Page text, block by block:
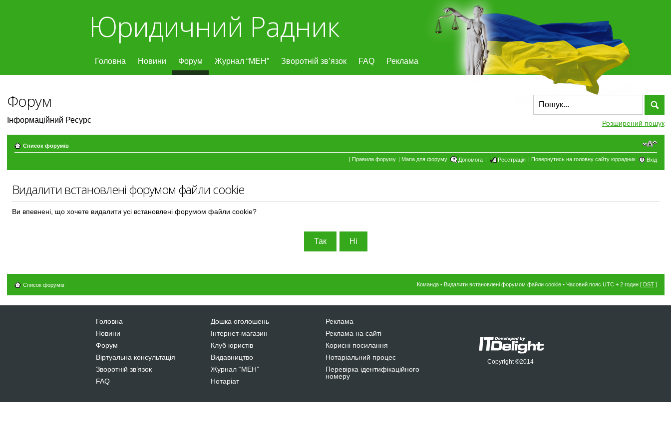
Юридичний Радник
Головна Новини Форум Журнал “МЕН” Зворотній зв’язок FAQ Реклама
Форум
Інформаційний Ресурс Розширений пошук
Список форумів
| Правила форуму | Мапа для форуму Допомога | Реєстрація | Повернутись на головну сайту юррадник Вхід
Видалити встановлені форумом файли cookie
Ви впевнені, що хочете видалити усі встановлені форумом файли cookie?
Список форумів Команда• Видалити встановлені форумом файли cookie• Часовий пояс UTC + 2 годин [ DST]
Головна
Новини
Форум
Віртуальна консультація
Зворотній зв’язок
FAQ
Дошка оголошень
Інтернет-магазин
Клуб юристів
Видавництво
Журнал “МЕН”
Нотаріат
Реклама
Реклама на сайті
Корисні посилання
Нотаріальний процес
Перевірка ідентифікаційного
номеру
Copyright ©2014